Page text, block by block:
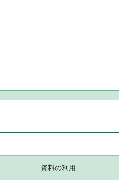
資料の利用